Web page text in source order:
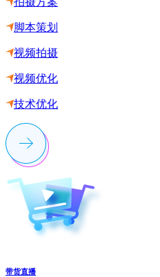
脚本策划
视频拍摄
视频优化
技术优化
带货直播